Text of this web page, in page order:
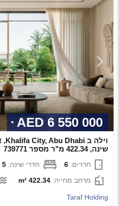
6 550 000 AED
שינה, 422.34 מ"ר מספר 739771
חדרים:6 חדרי שינה:5
מרחב מחייה:422.34 m²
Taraf Holding